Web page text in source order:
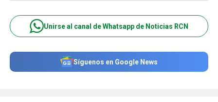
Unirse al canal de Whatsapp de Noticias RCN
Síguenos en Google News